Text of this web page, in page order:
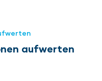
aufwerten